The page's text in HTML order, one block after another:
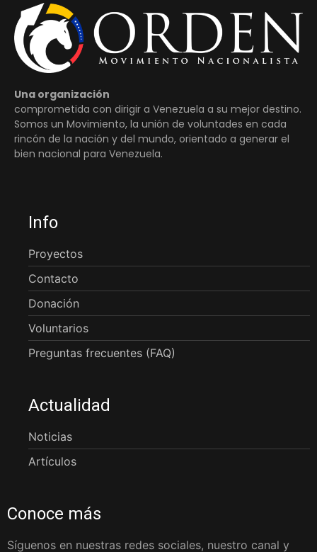
Una organización
comprometida con dirigir a Venezuela a su mejor destino.
Somos un Movimiento, la unión de voluntades en cada
rincón de la nación y del mundo, orientado a generar el
bien nacional para Venezuela.
Info
Proyectos
Contacto
Donación
Voluntarios
Preguntas frecuentes (FAQ)
Actualidad
Noticias
Artículos
Conoce más
Síguenos en nuestras redes sociales, nuestro canal y